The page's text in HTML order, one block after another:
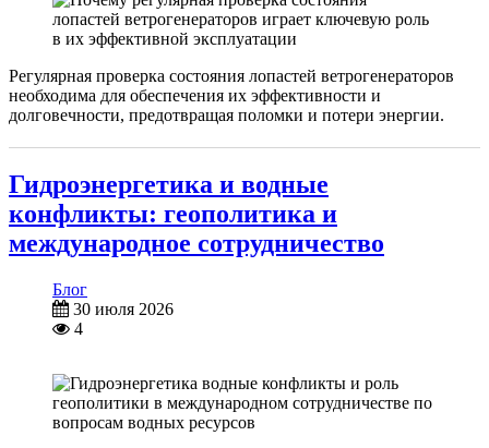
Регулярная проверка состояния лопастей ветрогенераторов
необходима для обеспечения их эффективности и
долговечности, предотвращая поломки и потери энергии.
Гидроэнергетика и водные
конфликты: геополитика и
международное сотрудничество
Блог
30 июля 2026
4